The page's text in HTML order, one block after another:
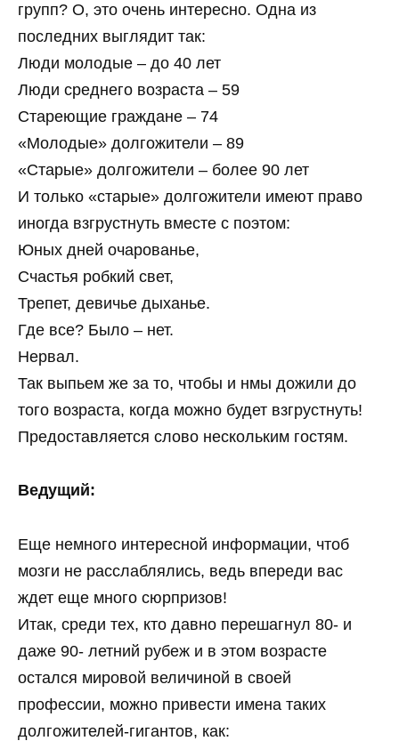
групп? О, это очень интересно. Одна из
последних выглядит так:
Люди молодые – до 40 лет
Люди среднего возраста – 59
Стареющие граждане – 74
«Молодые» долгожители – 89
«Старые» долгожители – более 90 лет
И только «старые» долгожители имеют право
иногда взгрустнуть вместе с поэтом:
Юных дней очарованье,
Счастья робкий свет,
Трепет, девичье дыханье.
Где все? Было – нет.
Нервал.
Так выпьем же за то, чтобы и нмы дожили до
того возраста, когда можно будет взгрустнуть!
Предоставляется слово нескольким гостям.
Ведущий:
Еще немного интересной информации, чтоб
мозги не расслаблялись, ведь впереди вас
ждет еще много сюрпризов!
Итак, среди тех, кто давно перешагнул 80- и
даже 90- летний рубеж и в этом возрасте
остался мировой величиной в своей
профессии, можно привести имена таких
долгожителей-гигантов, как: